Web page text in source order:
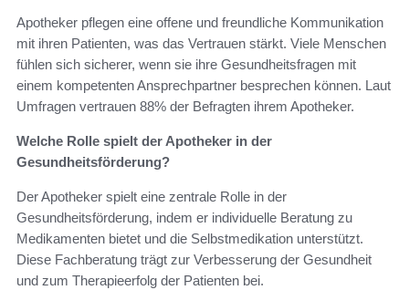
Apotheker pflegen eine offene und freundliche Kommunikation
mit ihren Patienten, was das Vertrauen stärkt. Viele Menschen
fühlen sich sicherer, wenn sie ihre Gesundheitsfragen mit
einem kompetenten Ansprechpartner besprechen können. Laut
Umfragen vertrauen 88% der Befragten ihrem Apotheker.
Welche Rolle spielt der Apotheker in der
Gesundheitsförderung?
Der Apotheker spielt eine zentrale Rolle in der
Gesundheitsförderung, indem er individuelle Beratung zu
Medikamenten bietet und die Selbstmedikation unterstützt.
Diese Fachberatung trägt zur Verbesserung der Gesundheit
und zum Therapieerfolg der Patienten bei.